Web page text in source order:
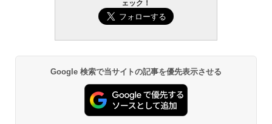
ェック！
Google 検索で当サイトの記事を優先表示させる